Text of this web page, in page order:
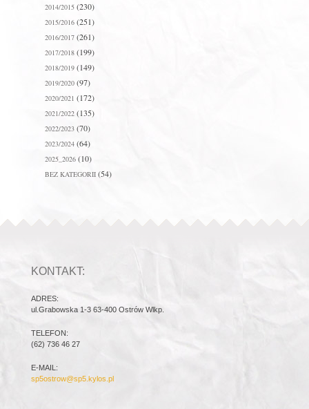
2014/2015(230)
2015/2016(251)
2016/2017(261)
2017/2018(199)
2018/2019(149)
2019/2020(97)
2020/2021 (172)
2021/2022(135)
2022/2023(70)
2023/2024(64)
2025_2026(10)
BEZ KATEGORII(54)
KONTAKT:
ADRES:
ul.Grabowska 1-3 63-400 Ostrów Wlkp.
TELEFON:
(62) 736 46 27
E-MAIL:
sp5ostrow@sp5.kylos.pl